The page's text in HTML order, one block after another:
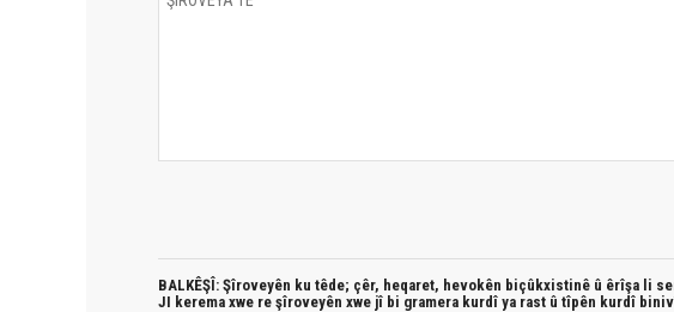
BALKÊŞÎ: Şîroveyên ku têde; çêr, heqaret, hevokên biçûkxistinê û êrîşa li
JI kerema xwe re şîroveyên xwe jî bi gramera kurdî ya rast û tîpên kurdî